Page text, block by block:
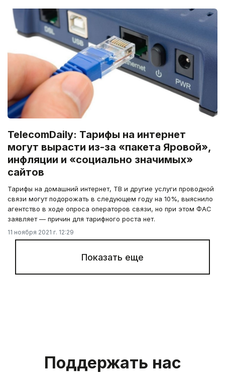
TelecomDaily: Тарифы на интернет
могут вырасти из-за «пакета Яровой»,
инфляции и «социально значимых»
сайтов
Тарифы на домашний интернет, ТВ и другие услуги проводной
связи могут подорожать в следующем году на 10%, выяснило
агентство в ходе опроса операторов связи, но при этом ФАС
заявляет — причин для тарифного роста нет.
11 ноября 2021 г. 12:29
Показать еще
Поддержать нас